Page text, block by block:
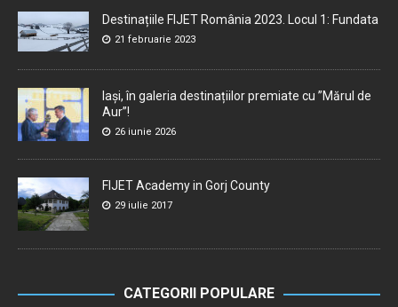
Destinațiile FIJET România 2023. Locul 1: Fundata
21 februarie 2023
Iași, în galeria destinațiilor premiate cu ”Mărul de
Aur”!
26 iunie 2026
FIJET Academy in Gorj County
29 iulie 2017
CATEGORII POPULARE